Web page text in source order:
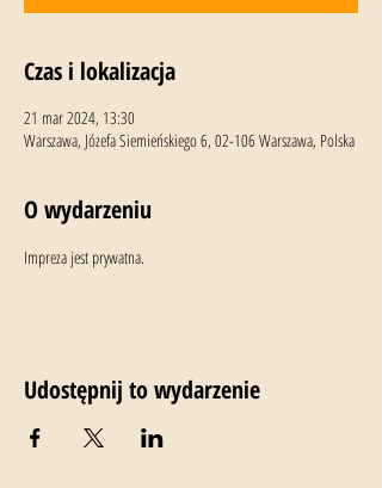
Czas i lokalizacja
21 mar 2024, 13:30
Warszawa, Józefa Siemieńskiego 6, 02-106 Warszawa, Polska
O wydarzeniu
Impreza jest prywatna.
Udostępnij to wydarzenie